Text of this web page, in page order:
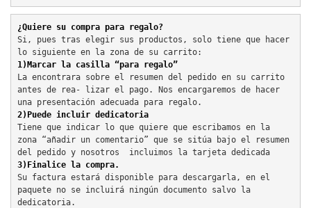
¿Quiere su compra para regalo?
Si, pues tras elegir sus productos, solo tiene que hacer
lo siguiente en la zona de su carrito:
1)Marcar la casilla “para regalo”
La encontrara sobre el resumen del pedido en su carrito
antes de rea- lizar el pago. Nos encargaremos de hacer
una presentación adecuada para regalo.
2)Puede incluir dedicatoria
Tiene que indicar lo que quiere que escribamos en la
zona “añadir un comentario” que se sitúa bajo el resumen
del pedido y nosotros  incluimos la tarjeta dedicada
3)Finalice la compra.
Su factura estará disponible para descargarla, en el
paquete no se incluirá ningún documento salvo la
dedicatoria.